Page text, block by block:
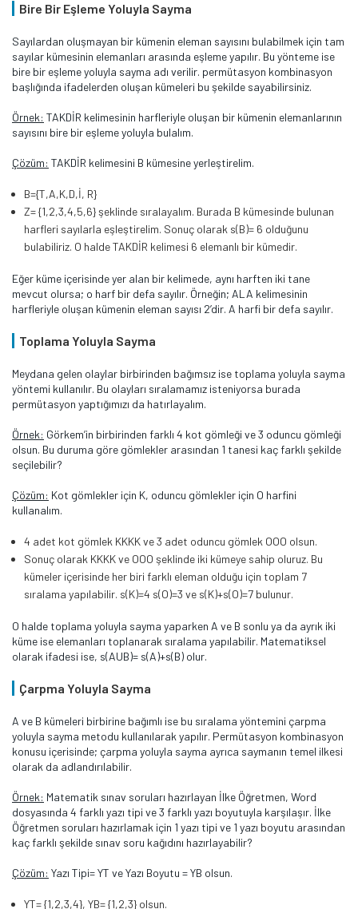
Bire Bir Eşleme Yoluyla Sayma
Sayılardan oluşmayan bir kümenin eleman sayısını bulabilmek için tam
sayılar kümesinin elemanları arasında eşleme yapılır. Bu yönteme ise
bire bir eşleme yoluyla sayma adı verilir. permütasyon kombinasyon
başlığında ifadelerden oluşan kümeleri bu şekilde sayabilirsiniz.
Örnek: TAKDİR kelimesinin harfleriyle oluşan bir kümenin elemanlarının
sayısını bire bir eşleme yoluyla bulalım.
Çözüm: TAKDİR kelimesini B kümesine yerleştirelim.
B={T,A,K,D,İ, R}
Z= {1,2,3,4,5,6} şeklinde sıralayalım. Burada B kümesinde bulunan
harfleri sayılarla eşleştirelim. Sonuç olarak s(B)= 6 olduğunu
bulabiliriz. O halde TAKDİR kelimesi 6 elemanlı bir kümedir.
Eğer küme içerisinde yer alan bir kelimede, aynı harften iki tane
mevcut olursa; o harf bir defa sayılır. Örneğin; ALA kelimesinin
harfleriyle oluşan kümenin eleman sayısı 2’dir. A harfi bir defa sayılır.
Toplama Yoluyla Sayma
Meydana gelen olaylar birbirinden bağımsız ise toplama yoluyla sayma
yöntemi kullanılır. Bu olayları sıralamamız isteniyorsa burada
permütasyon yaptığımızı da hatırlayalım.
Örnek: Görkem’in birbirinden farklı 4 kot gömleği ve 3 oduncu gömleği
olsun. Bu duruma göre gömlekler arasından 1 tanesi kaç farklı şekilde
seçilebilir?
Çözüm: Kot gömlekler için K, oduncu gömlekler için O harfini
kullanalım.
4 adet kot gömlek KKKK ve 3 adet oduncu gömlek OOO olsun.
Sonuç olarak KKKK ve OOO şeklinde iki kümeye sahip oluruz. Bu
kümeler içerisinde her biri farklı eleman olduğu için toplam 7
sıralama yapılabilir. s(K)=4 s(O)=3 ve s(K)+s(O)=7 bulunur.
O halde toplama yoluyla sayma yaparken A ve B sonlu ya da ayrık iki
küme ise elemanları toplanarak sıralama yapılabilir. Matematiksel
olarak ifadesi ise, s(AUB)= s(A)+s(B) olur.
Çarpma Yoluyla Sayma
A ve B kümeleri birbirine bağımlı ise bu sıralama yöntemini çarpma
yoluyla sayma metodu kullanılarak yapılır. Permütasyon kombinasyon
konusu içerisinde; çarpma yoluyla sayma ayrıca saymanın temel ilkesi
olarak da adlandırılabilir.
Örnek: Matematik sınav soruları hazırlayan İlke Öğretmen, Word
dosyasında 4 farklı yazı tipi ve 3 farklı yazı boyutuyla karşılaşır. İlke
Öğretmen soruları hazırlamak için 1 yazı tipi ve 1 yazı boyutu arasından
kaç farklı şekilde sınav soru kağıdını hazırlayabilir?
Çözüm: Yazı Tipi= YT ve Yazı Boyutu = YB olsun.
YT= {1,2,3,4}, YB= {1,2,3} olsun.